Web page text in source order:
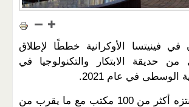
في فينيتسا الأوكرانية خططًا لإطلاق
من حديقة الابتكار والتكنولوجيا في
الوسطى في عام 2021.
سوف يضم المنتزه أكثر من 100 مكتب مع ما يقرب من